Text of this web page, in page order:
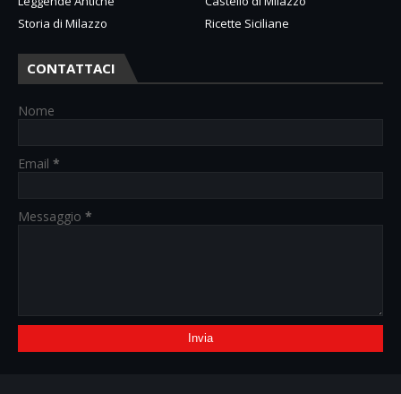
Storia di Milazzo
Ricette Siciliane
CONTATTACI
Nome
Email *
Messaggio *